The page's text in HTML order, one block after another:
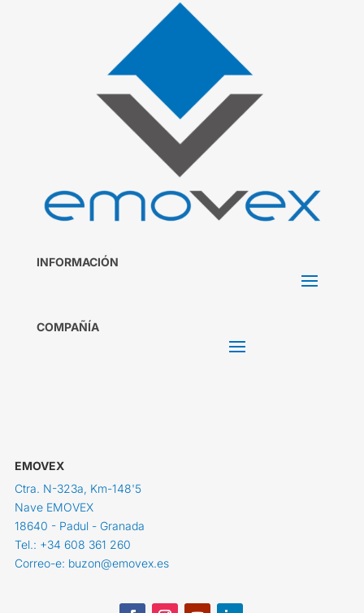
INFORMACIÓN
COMPAÑÍA
EMOVEX
Ctra. N-323a, Km-148'5
Nave EMOVEX
18640 - Padul - Granada
Tel.: +34 608 361 260
Correo-e: buzon@emovex.es